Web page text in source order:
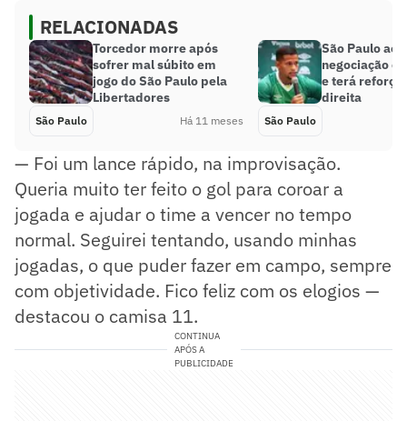
RELACIONADAS
Torcedor morre após
sofrer mal súbito em
jogo do São Paulo pela
Libertadores
São Paulo Há 11 meses
São Paulo
negociação
e terá reforço
direita
São Paulo
— Foi um lance rápido, na improvisação.
Queria muito ter feito o gol para coroar a
jogada e ajudar o time a vencer no tempo
normal. Seguirei tentando, usando minhas
jogadas, o que puder fazer em campo, sempre
com objetividade. Fico feliz com os elogios —
destacou o camisa 11.
CONTINUA
APÓS A
PUBLICIDADE